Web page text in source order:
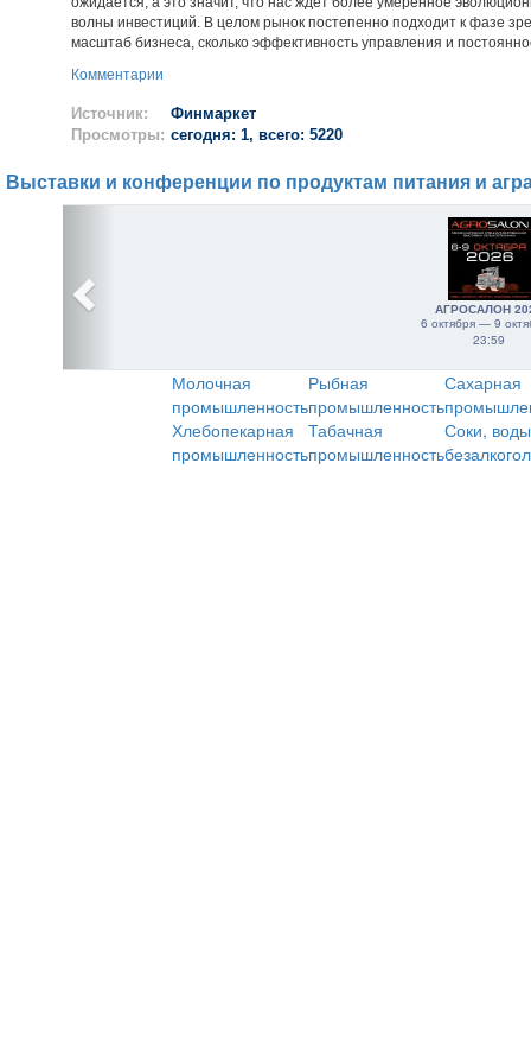
волны инвестиций. В целом рынок постепенно подходит к фазе
масштаб бизнеса, сколько эффективность управления и
Комментарии
Источник:
Финмаркет
Просмотры: сегодня: 1, всего: 5220
Выставки и конференции по продуктам питания и
АГРОСАЛОН
6 октября — 9
23:59
Молочная
промышленность
Рыбная
промышленность
Сахарная
Хлебопекарная
промышленность
Табачная
промышленность
Соки,